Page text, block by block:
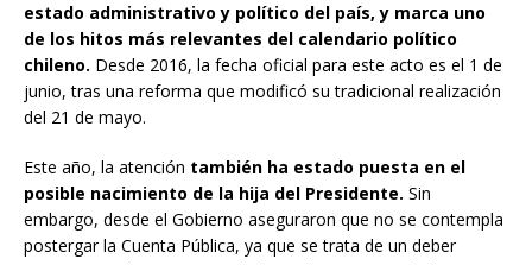
estado administrativo y político del país, y marca uno
de los hitos más relevantes del calendario político
chileno. Desde 2016, la fecha oficial para este acto es el 1 de
junio, tras una reforma que modificó su tradicional realización
del 21 de mayo.
Este año, la atención también ha estado puesta en el
posible nacimiento de la hija del Presidente. Sin
embargo, desde el Gobierno aseguraron que no se contempla
postergar la Cuenta Pública, ya que se trata de un deber